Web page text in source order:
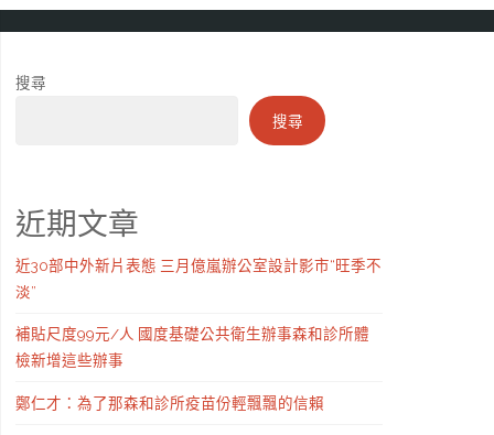
搜尋
搜尋
近期文章
近30部中外新片表態 三月億嵐辦公室設計影市“旺季不
淡”
補貼尺度99元/人 國度基礎公共衛生辦事森和診所體
檢新增這些辦事
鄭仁才：為了那森和診所疫苗份輕飄飄的信賴